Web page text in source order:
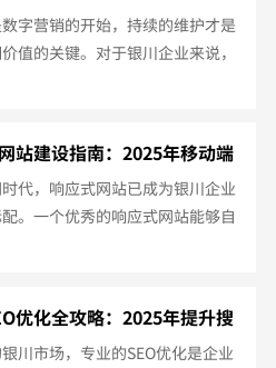
：基础展示/在线商城/预约系统
与备案（5-20天）注册域名：建
后缀银川备案准备：营业执照...
南
字营销的开始，持续的维护才是
值的关键。对于银川企业来说，
护不仅能提升用户体验，还能保障
容企业新闻动态（建议每月2-4
息及时更新案例展示持续补充
键词排名监控死链检查与修复内
技术维护（每日/每月）安全防
站建设指南：2025年移动端
代，响应式网站已成为银川企业
。一个优秀的响应式网站能够自
设备，为用户提供一致的浏览体
手机等不同设备保持统一的URL，
户体验升级智能调整布局和字体
优化全攻略：2025年提升搜
巧
川市场，专业的SEO优化是企业